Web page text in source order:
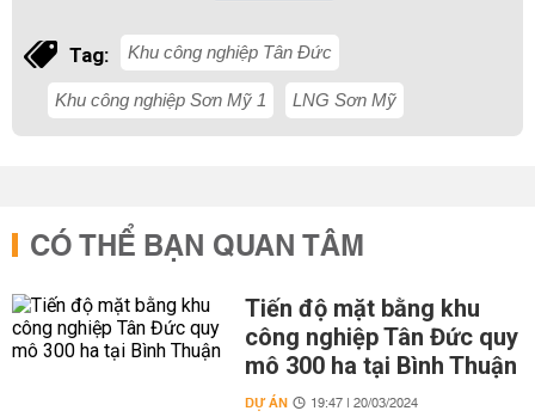
Tag: Khu công nghiệp Tân Đức
Khu công nghiệp Sơn Mỹ 1 LNG Sơn Mỹ
CÓ THỂ BẠN QUAN TÂM
Tiến độ mặt bằng khu
công nghiệp Tân Đức quy
mô 300 ha tại Bình Thuận
DỰ ÁN 19:47 | 20/03/2024